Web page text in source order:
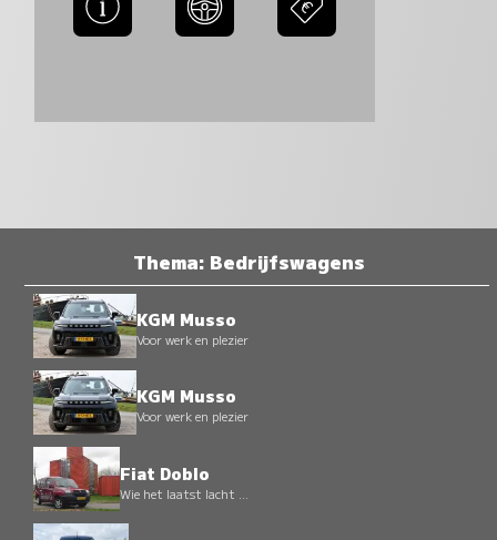
Thema: Bedrijfswagens
KGM Musso
Voor werk en plezier
KGM Musso
Voor werk en plezier
Fiat Doblo
Wie het laatst lacht ...